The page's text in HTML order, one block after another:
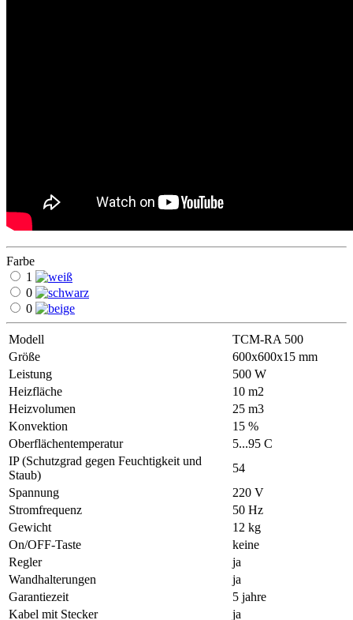
Farbe
1
0
0
Modell
ТСМ-RA 500
Größe
600х600х15 mm
Leistung
500 W
Heizfläche
10 m2
Heizvolumen
25 m3
Konvektion
15 %
Oberflächentemperatur
5...95 С
IP (Schutzgrad gegen Feuchtigkeit und
Staub)
54
Spannung
220 V
Stromfrequenz
50 Hz
Gewicht
12 kg
On/OFF-Taste
keine
Regler
ja
Wandhalterungen
ja
Garantiezeit
5 jahre
Kabel mit Stecker
ja